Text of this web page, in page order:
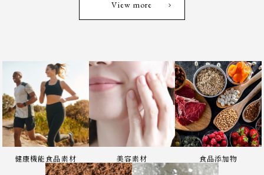
健康機能食品素材 美容素材 食品添加物